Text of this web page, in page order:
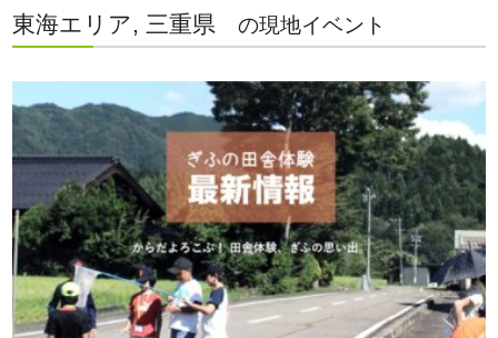
東海エリア, 三重県 の現地イベント